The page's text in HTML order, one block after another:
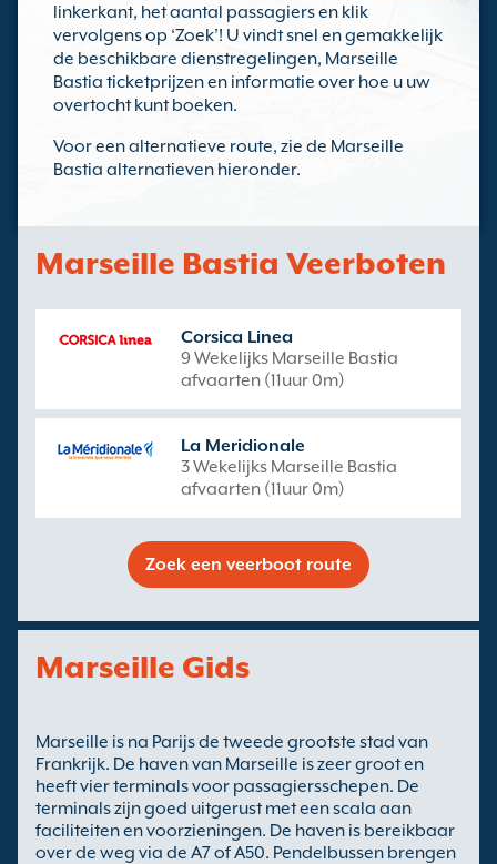
linkerkant, het aantal passagiers en klik
vervolgens op ‘Zoek’! U vindt snel en gemakkelijk
de beschikbare dienstregelingen, Marseille
Bastia ticketprijzen en informatie over hoe u uw
overtocht kunt boeken.
Voor een alternatieve route, zie de Marseille
Bastia alternatieven hieronder.
Marseille Bastia Veerboten
Corsica Linea
9 Wekelijks Marseille Bastia
afvaarten (11uur 0m)
La Meridionale
3 Wekelijks Marseille Bastia
afvaarten (11uur 0m)
Zoek een veerboot route
Marseille Gids
Marseille is na Parijs de tweede grootste stad van
Frankrijk. De haven van Marseille is zeer groot en
heeft vier terminals voor passagiersschepen. De
terminals zijn goed uitgerust met een scala aan
faciliteiten en voorzieningen. De haven is bereikbaar
over de weg via de A7 of A50. Pendelbussen brengen